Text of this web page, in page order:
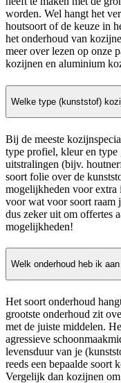
worden. Wel hangt het
houtsoort of de keuze in
het onderhoud van
meer over lezen op onze
kozijnen en aluminium
Welke type (kunststof)
Bij de meeste
type profiel, kleur en type
uitstralingen (bijv.
soort folie over de
mogelijkheden voor extra
voor wat voor soort raam
dus zeker uit om offertes
mogelijkheden!
Welk onderhoud heb ik
Het soort onderhoud
grootste onderhoud zit
met de juiste middelen.
agressieve
levensduur van je
reeds een bepaalde soort
Vergelijk dan kozijnen